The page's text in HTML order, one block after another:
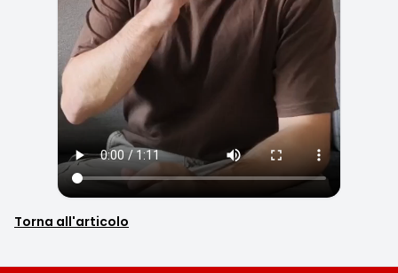
Torna all'articolo